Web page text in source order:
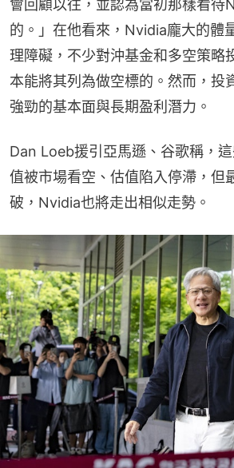
會回顧以往，並認為當初那樣看待
的。」在他看來，Nvidia龐大的體
理障礙，不少對沖基金和多空策略
本能將其列為做空標的。然而，投
強勁的基本面與長期盈利潛力。
Dan Loeb援引亞馬遜、谷歌稱，
值被市場看空、估值陷入停滯，但
破，Nvidia也將走出相似走勢。